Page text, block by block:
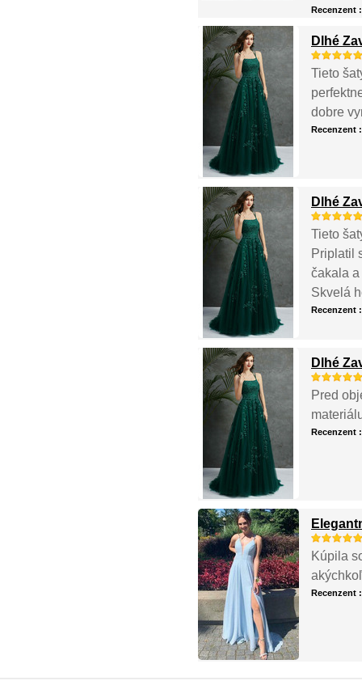
Recenzent
Dlhé
Tieto
dobre
Recenzent
Dlhé
Tieto
Priplatil
čakala
Skvelá
Recenzent
Dlhé
Pred
Recenzent
Kúpila
Recenzent